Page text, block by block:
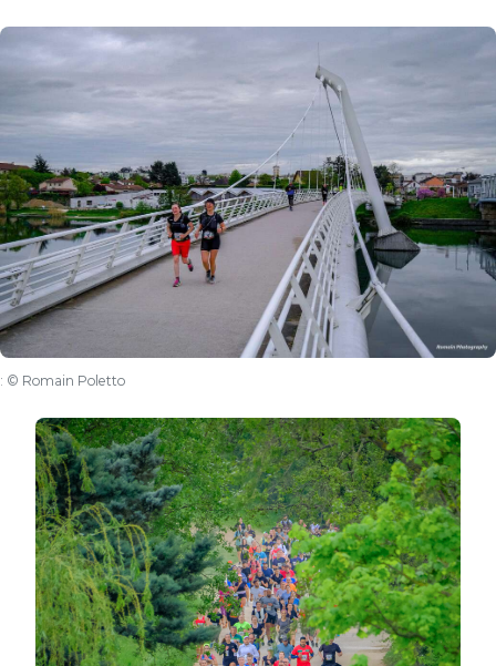
: © Romain Poletto